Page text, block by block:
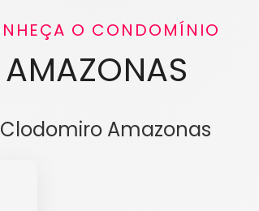
O CONDOMÍNIO
AMAZONAS
Clodomiro Amazonas